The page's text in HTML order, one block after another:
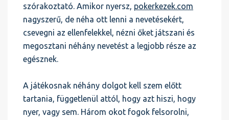
szórakoztató. Amikor nyersz, pokerkezek.com
nagyszerű, de néha ott lenni a nevetésekért,
csevegni az ellenfelekkel, nézni őket játszani és
megosztani néhány nevetést a legjobb része az
egésznek.
A játékosnak néhány dolgot kell szem előtt
tartania, függetlenül attól, hogy azt hiszi, hogy
nyer, vagy sem. Három okot fogok felsorolni,